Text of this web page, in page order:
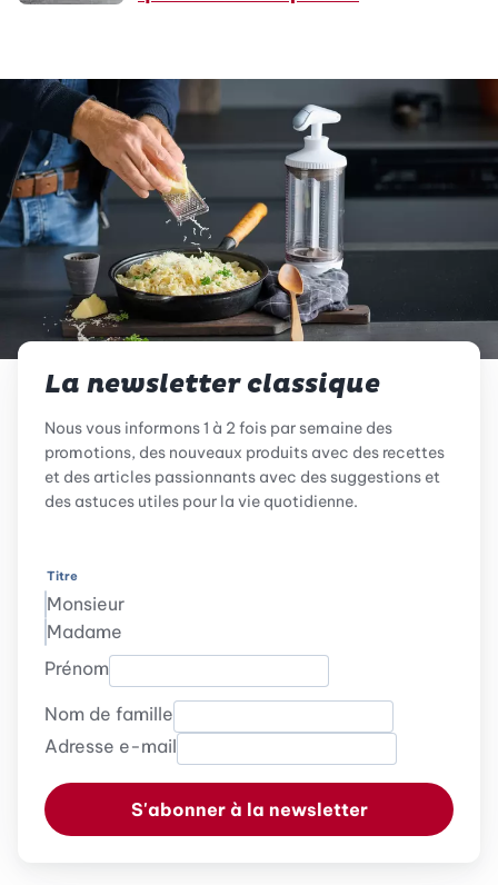
La newsletter classique
Nous vous informons 1 à 2 fois par semaine des
promotions, des nouveaux produits avec des recettes
et des articles passionnants avec des suggestions et
des astuces utiles pour la vie quotidienne.
Titre
Monsieur
Madame
Prénom
Nom de famille
Adresse e-mail
S'abonner à la newsletter